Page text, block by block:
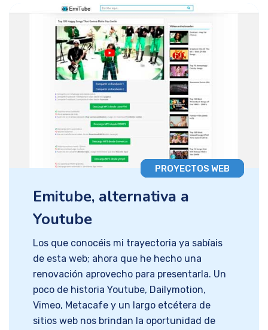
PROYECTOS WEB
Emitube, alternativa a
Youtube
Los que conocéis mi trayectoria ya sabíais
de esta web; ahora que he hecho una
renovación aprovecho para presentarla. Un
poco de historia Youtube, Dailymotion,
Vimeo, Metacafe y un largo etcétera de
sitios web nos brindan la oportunidad de